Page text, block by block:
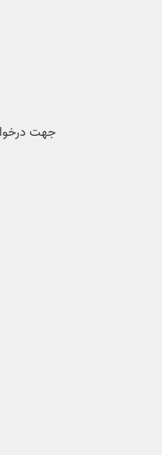
جهت